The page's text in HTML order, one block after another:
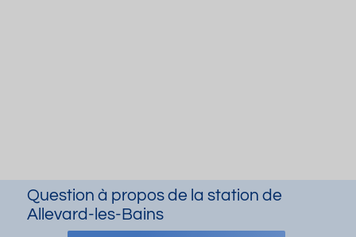
Question à propos de la station de
Allevard-les-Bains